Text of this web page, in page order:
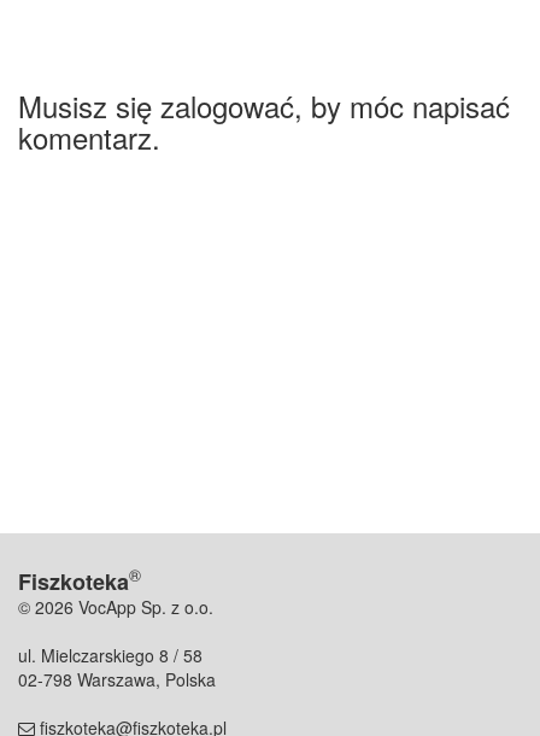
Musisz się zalogować, by móc napisać
komentarz.
Fiszkoteka®
© 2026 VocApp Sp. z o.o.
ul. Mielczarskiego 8 / 58
02-798 Warszawa, Polska
fiszkoteka@fiszkoteka.pl